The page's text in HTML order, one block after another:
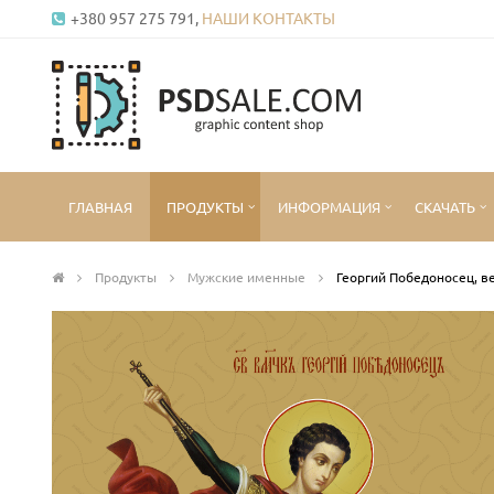
+380 957 275 791, НАШИ КОНТАКТЫ
ГЛАВНАЯ ПРОДУКТЫ ИНФОРМАЦИЯ СКАЧАТЬ
Продукты Мужские именные Георгий Победоносец,